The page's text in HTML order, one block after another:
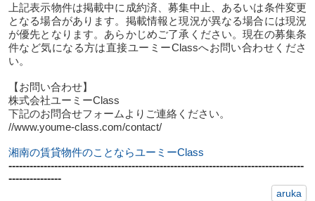
上記表示物件は掲載中に成約済、募集中止、あるいは条件変更
となる場合があります。掲載情報と現況が異なる場合には現況
が優先となります。あらかじめご了承ください。現在の募集条
件など気になる方は直接ユーミーClassへお問い合わせくださ
い。
【お問い合わせ】
株式会社ユーミーClass
下記のお問合せフォームよりご連絡ください。
//www.youme-class.com/contact/
湘南の賃貸物件のことならユーミーClass
------------------------------------------------------------------------------------
---------------
aruka